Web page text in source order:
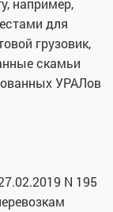
например,
для
грузовик,
скамьи
УРАЛов
N 195